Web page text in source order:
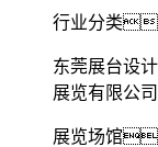
行业分类
东莞展台设
展览有限公司
展览场馆